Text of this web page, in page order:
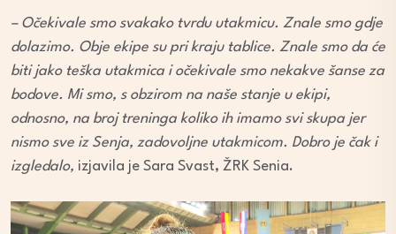
– Očekivale smo svakako tvrdu utakmicu. Znale smo gdje
dolazimo. Obje ekipe su pri kraju tablice. Znale smo da će
biti jako teška utakmica i očekivale smo nekakve šanse za
bodove. Mi smo, s obzirom na naše stanje u ekipi,
odnosno, na broj treninga koliko ih imamo svi skupa jer
nismo sve iz Senja, zadovoljne utakmicom. Dobro je čak i
izgledalo, izjavila je Sara Svast, ŽRK Senia.